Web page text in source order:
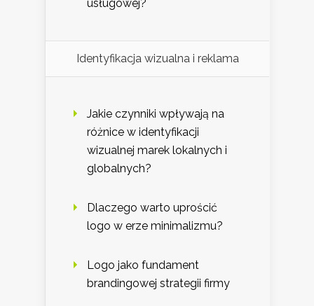
usługowej?
Identyfikacja wizualna i reklama
Jakie czynniki wpływają na
różnice w identyfikacji
wizualnej marek lokalnych i
globalnych?
Dlaczego warto uprościć
logo w erze minimalizmu?
Logo jako fundament
brandingowej strategii firmy